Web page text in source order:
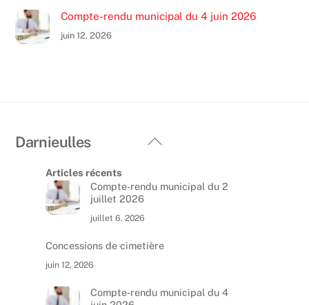
Compte-rendu municipal du 4 juin 2026
juin 12, 2026
Back
Darnieulles
Articles récents
Compte-rendu municipal du 2
juillet 2026
juillet 6, 2026
Concessions de cimetière
juin 12, 2026
Compte-rendu municipal du 4